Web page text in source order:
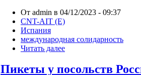
От admin в 04/12/2023 - 09:37
CNT-AIT (E)
Испания
международная солидарность
Читать далее
Пикеты у посольств